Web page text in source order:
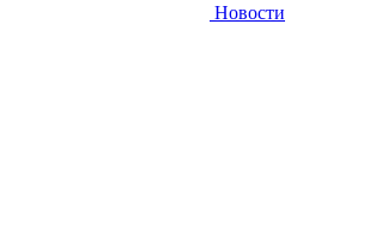
Новости